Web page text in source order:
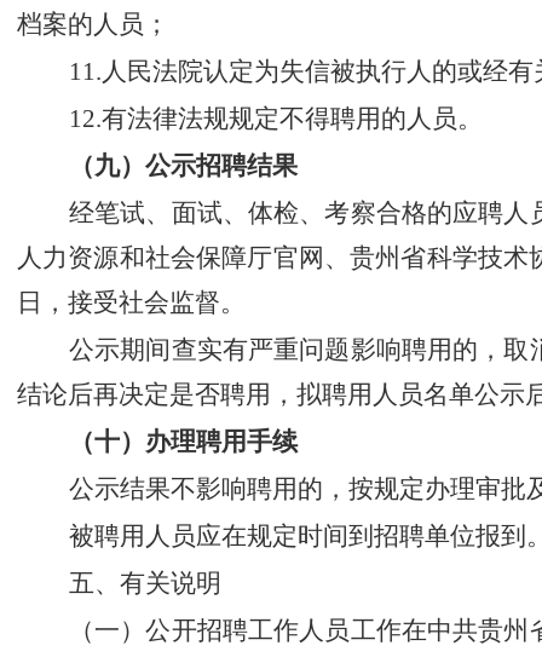
档案的人员；
11.人民法院认定为失信被执行人的或经
12.有法律法规规定不得聘用的人员。
（九）公示招聘结果
经笔试、面试、体检、考察合格的应聘人
人力资源和社会保障厅官网、贵州省科学技术
日，接受社会监督。
公示期间查实有严重问题影响聘用的，
结论后再决定是否聘用，拟聘用人员名单公示
（十）办理聘用手续
公示结果不影响聘用的，按规定办理审批
被聘用人员应在规定时间到招聘单位报到
五、有关说明
（一）公开招聘工作人员工作在中共贵州